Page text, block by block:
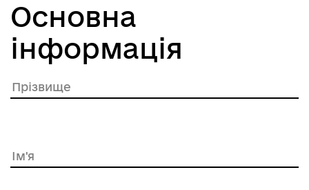
Основна
інформація
Прізвище
Ім'я